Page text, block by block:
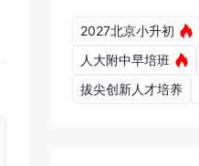
2027北京小升初
人大附中早培班
拔尖创新人才培养